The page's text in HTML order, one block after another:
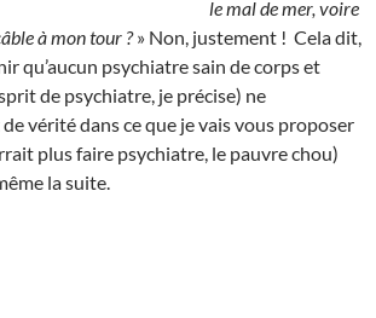
le mal de mer, voire
à mon tour ?» Non, justement ! Cela dit,
qu’aucun psychiatre sain de corps et
de psychiatre, je précise) ne
vérité dans ce que je vais vous proposer
plus faire psychiatre, le pauvre chou)
la suite.